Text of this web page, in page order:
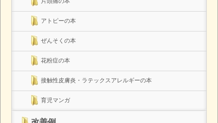
アトピーの本
ぜんそくの本
花粉症の本
接触性皮膚炎・ラテックスアレルギーの本
育児マンガ